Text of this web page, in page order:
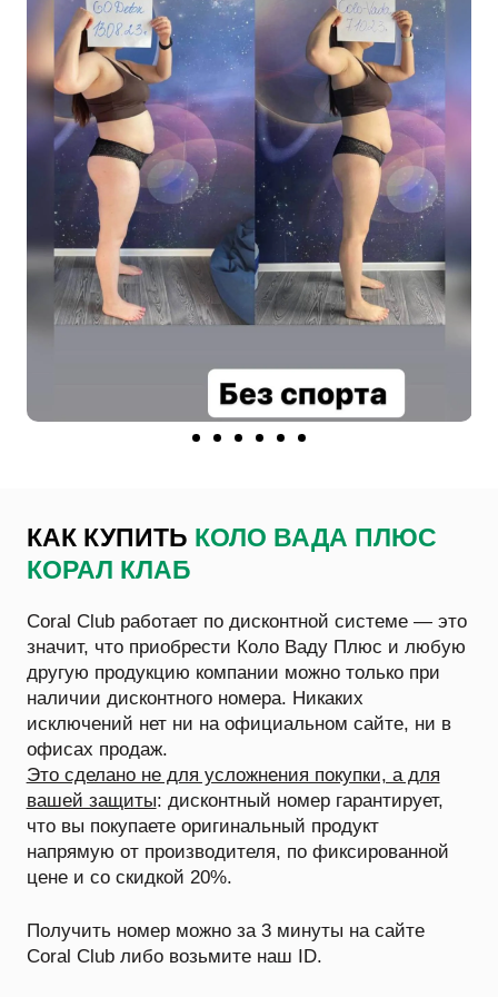
КАК КУПИТЬ КОЛО ВАДА ПЛЮС
КОРАЛ КЛАБ
Coral Club работает по дисконтной системе — это
значит, что приобрести Коло Ваду Плюс и любую
другую продукцию компании можно только при
наличии дисконтного номера. Никаких
исключений нет ни на официальном сайте, ни в
офисах продаж.
Это сделано не для усложнения покупки, а для
вашей защиты: дисконтный номер гарантирует,
что вы покупаете оригинальный продукт
напрямую от производителя, по фиксированной
цене и со скидкой 20%.
Получить номер можно за 3 минуты на сайте
Coral Club либо возьмите наш ID.